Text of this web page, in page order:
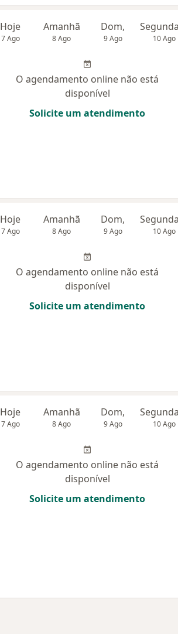
Hoje
7 Ago
Amanhã
8 Ago
Dom,
9 Ago 10 Ago
O agendamento online não está
disponível
Solicite um atendimento
Hoje
7 Ago
Amanhã
8 Ago
Dom,
9 Ago 10 Ago
O agendamento online não está
disponível
Solicite um atendimento
Hoje
7 Ago
Amanhã
8 Ago
Dom,
9 Ago 10 Ago
O agendamento online não está
disponível
Solicite um atendimento